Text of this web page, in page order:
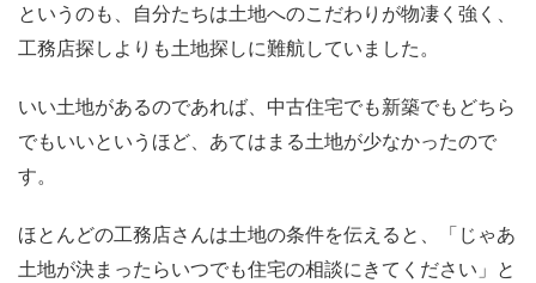
というのも、自分たちは土地へのこだわりが物凄く強く、
工務店探しよりも土地探しに難航していました。
いい土地があるのであれば、中古住宅でも新築でもどちら
でもいいというほど、あてはまる土地が少なかったので
す。
ほとんどの工務店さんは土地の条件を伝えると、「じゃあ
土地が決まったらいつでも住宅の相談にきてください」と